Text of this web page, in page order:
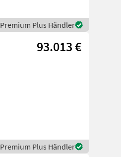
Premium Plus Händler
93.013 €
Premium Plus Händler